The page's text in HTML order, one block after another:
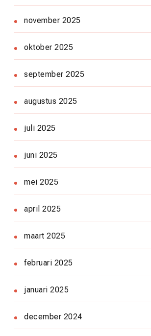
november 2025
oktober 2025
september 2025
augustus 2025
juli 2025
juni 2025
mei 2025
april 2025
maart 2025
februari 2025
januari 2025
december 2024